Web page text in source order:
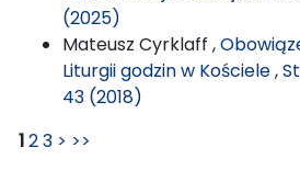
(2025)
Mateusz Cyrklaff ,
Liturgii godzin w Kościele,
43 (2018)
123 > >>